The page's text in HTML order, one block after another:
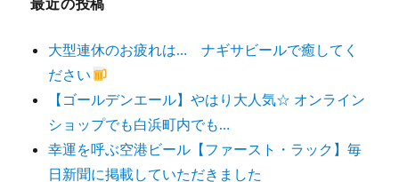
大型連休のお疲れは… ナギサビールで癒してく
ださい
【ゴールデンエール】やはり大人気☆ オンライン
ショップでも白浜町内でも…
幸運を呼ぶ空港ビール【ファースト・ラック】毎
日新聞に掲載していただきました